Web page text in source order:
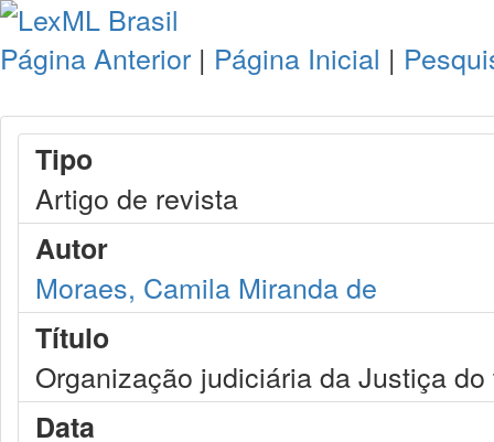
Página Anterior | Página Inicial |
Tipo
Artigo de revista
Autor
Moraes, Camila Miranda de
Título
Organização judiciária da Justiça
Data